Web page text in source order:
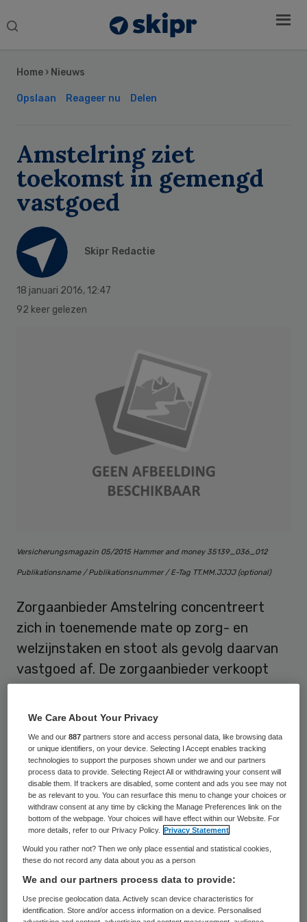
Search
Home › Nieuws
Opslaan Reageer nu Delen
Amstelring ziet
toekomst in gemengd
vastgoed
Skipr Redactie
18 januari 2016, 12:47
92 keer gelezen
Versicherungsmagazin 05/2015 Hammer and money 35139_036_012
Publikationsname / Publikationsnummer / E-Tag TT.MM.JJJJ (optional)
Zorgaanbieder Amstelring concentreert
zich in toenemende mate op zorg- en
welzijnstaken en stoot als gevolg daarvan
vastgoed af. De zorgaanbieder verkoopt
panden en huurt daar vervolgens ruimte om
zorgdiensten te leveren aan de nieuwe
bewoners.
De afgelopen week vond de officiële
opening plaats van woon- en zorggebouw
de Makroon in Amsterdam. Het pand in de
Jordaan telt 134 levensloopbestendige
appartementen in de vrije sectorhuur en
veertig plaatsen voor mensen die een
zware zorgindicatie hebben vanwege
bijvoorbeeld dementie. Die laatste groep
Sidebar
We Care About Your Privacy
We and our887 partners store and access personal data, like browsing data
or unique identifiers, on your device. Selecting I Accept enables tracking
technologies to support the purposes shown under we and our partners
process data to provide. Selecting Reject All or withdrawing your consent will
disable them. If trackers are disabled, some content and ads you see may not
be as relevant to you. You can resurface this menu to change your choices or
withdraw consent at any time by clicking the Manage Preferences link on the
bottom of the webpage. Your choices will have effect within our Website. For
more details, refer to our Privacy Policy.
Privacy Statement
Would you rather not? Then we only place essential and statistical cookies,
these do not record any data about you as a person
We and our partners process data to provide:
Use precise geolocation data. Actively scan device characteristics for
identification. Store and/or access information on a device. Personalised